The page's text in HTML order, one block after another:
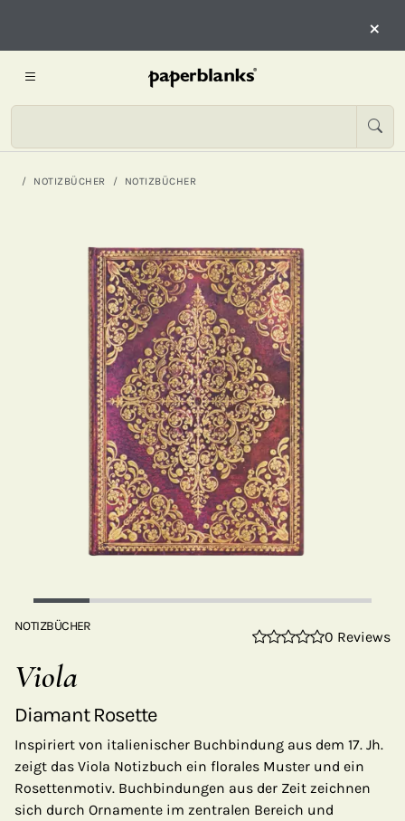
×
NOTIZBÜCHER NOTIZBÜCHER
NOTIZBÜCHER
0 Reviews
Viola
Diamant Rosette
Inspiriert von italienischer Buchbindung aus dem 17. Jh.
zeigt das Viola Notizbuch ein florales Muster und ein
Rosettenmotiv. Buchbindungen aus der Zeit zeichnen
sich durch Ornamente im zentralen Bereich und